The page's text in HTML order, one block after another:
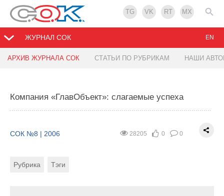
TG VK RT MX
ЖУРНАЛ СОК
АРХИВ ЖУРНАЛА СОК СТАТЬИ ПО РУБРИКАМ НАШИ
EN
Компания «ГлавОбъект»: слагаемые успеха
28205 0 0
СОК №8 | 2006
Рубрика Тэги
48606 1 0
СОК №8 | 2006
энергосбережении